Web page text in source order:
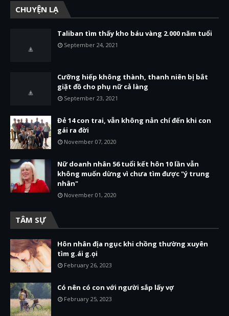
CHUYỆN LẠ
Taliban tìm thấy kho báu vàng 2.000 năm tuổi
September 24, 2021
Cưỡng hiếp không thành, thanh niên bị bắt
giặt đồ cho phụ nữ cả làng
September 23, 2021
Đẻ 14 con trai, vẫn không nản chí đến khi con
gái ra đời
November 07, 2020
Nữ doanh nhân 56 tuổi kết hôn 10 lần vẫn
không muốn dừng vì chưa tìm được "ý trung
nhân"
November 01, 2020
TÂM SỰ
Hôn nhân địa ngục khi chồng thường xuyên
tìm g.ái g.ọi
February 26, 2023
Có nên có con với người sắp lấy vợ
February 25, 2023